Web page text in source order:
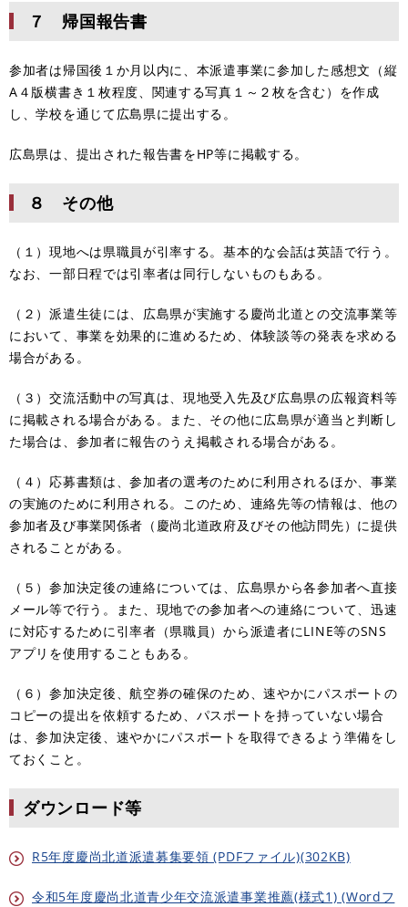
７ 帰国報告書
参加者は帰国後１か月以内に、本派遣事業に参加した感想文（縦
A４版横書き１枚程度、関連する写真１～２枚を含む）を作成
し、学校を通じて広島県に提出する。
広島県は、提出された報告書をHP等に掲載する。
８ その他
（１）現地へは県職員が引率する。基本的な会話は英語で行う。
なお、一部日程では引率者は同行しないものもある。
（２）派遣生徒には、広島県が実施する慶尚北道との交流事業等
において、事業を効果的に進めるため、体験談等の発表を求める
場合がある。
（３）交流活動中の写真は、現地受入先及び広島県の広報資料等
に掲載される場合がある。また、その他に広島県が適当と判断し
た場合は、参加者に報告のうえ掲載される場合がある。
（４）応募書類は、参加者の選考のために利用されるほか、事業
の実施のために利用される。このため、連絡先等の情報は、他の
参加者及び事業関係者（慶尚北道政府及びその他訪問先）に提供
されることがある。
（５）参加決定後の連絡については、広島県から各参加者へ直接
メール等で行う。また、現地での参加者への連絡について、迅速
に対応するために引率者（県職員）から派遣者にLINE等のSNS
アプリを使用することもある。
（６）参加決定後、航空券の確保のため、速やかにパスポートの
コピーの提出を依頼するため、パスポートを持っていない場合
は、参加決定後、速やかにパスポートを取得できるよう準備をし
ておくこと。
ダウンロード等
R5年度慶尚北道派遣募集要領 (PDFファイル)(302KB)
令和5年度慶尚北道青少年交流派遣事業推薦(様式1) (Wordフ